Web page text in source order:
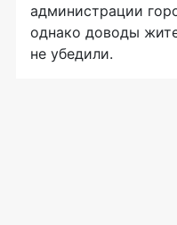
администрации
однако доводы
не убедили.